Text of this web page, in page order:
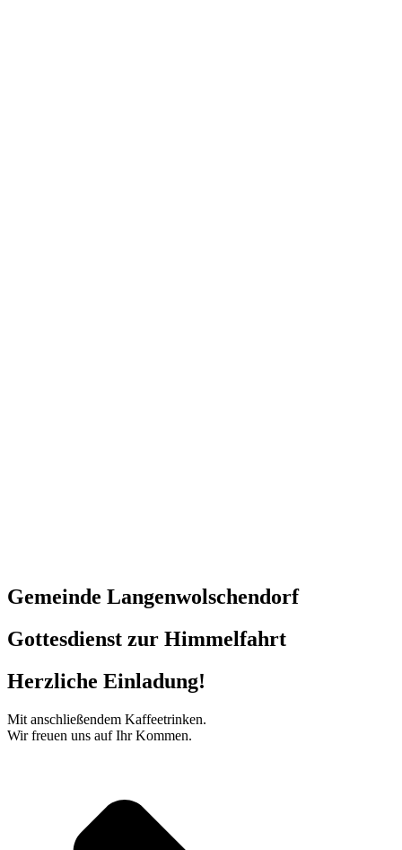
Gemeinde Langenwolschendorf
Gottesdienst zur Himmelfahrt
Herzliche Einladung!
Mit anschließendem Kaffeetrinken.
Wir freuen uns auf Ihr Kommen.